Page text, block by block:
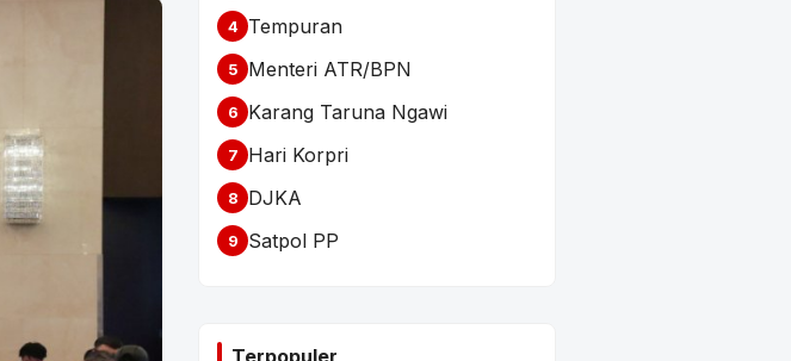
4 Tempuran
5 Menteri ATR/BPN
6 Karang Taruna Ngawi
7 Hari Korpri
8 DJKA
9 Satpol PP
Terpopuler